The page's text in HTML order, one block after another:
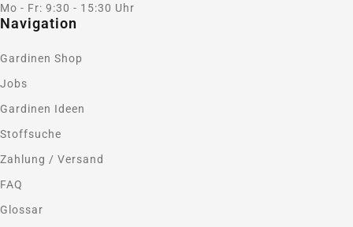
Mo - Fr: 9:30 - 15:30 Uhr
Navigation
Gardinen Shop
Jobs
Gardinen Ideen
Stoffsuche
Zahlung / Versand
FAQ
Glossar